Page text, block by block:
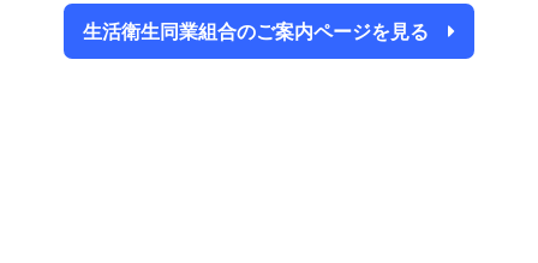
生活衛生同業組合のご案内ページを見る